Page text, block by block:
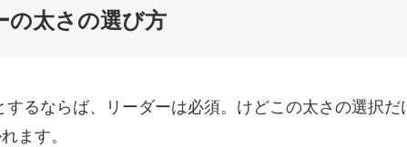
の太さの選び方
るならば、リーダーは必須。けどこの太さの選択だ
ます。